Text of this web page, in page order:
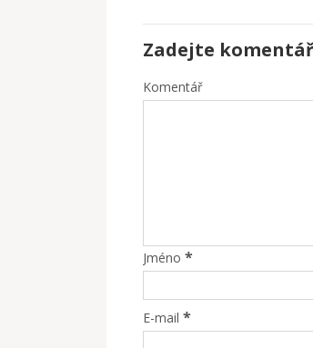
Zadejte komentář
Komentář
Jméno *
E-mail *